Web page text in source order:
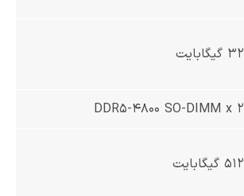
32 گیگابایت
DDR5-4800 SO-DIMM x 2
512 گیگابایت